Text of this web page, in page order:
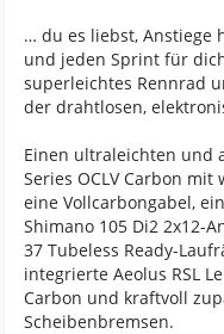
… du es liebst, Anstiege
und jeden Sprint für
superleichtes Rennrad
der drahtlosen,
Einen ultraleichten und
Series OCLV Carbon
eine Vollcarbongabel,
Shimano 105 Di2 2x12-
37 Tubeless Ready-
integrierte Aeolus RSL
Carbon und kraftvoll
Scheibenbremsen.